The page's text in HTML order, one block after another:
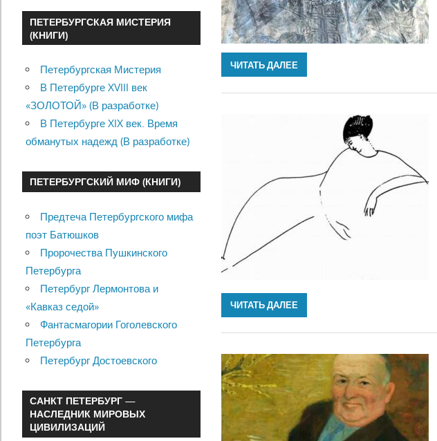
ЧИТАТЬ ДАЛЕЕ
ЧИТАТЬ ДАЛЕЕ
ПЕТЕРБУРГСКАЯ МИСТЕРИЯ
(КНИГИ)
Петербургская Мистерия
В Петербурге XVIII век
«ЗОЛОТОЙ» (В разработке)
В Петербурге XIX век. Время
обманутых надежд (В разработке)
ПЕТЕРБУРГСКИЙ МИФ (КНИГИ)
Предтеча Петербургского мифа
поэт Батюшков
Пророчества Пушкинского
Петербурга
Петербург Лермонтова и
«Кавказ седой»
Фантасмагории Гоголевского
Петербурга
Петербург Достоевского
САНКТ ПЕТЕРБУРГ —
НАСЛЕДНИК МИРОВЫХ
ЦИВИЛИЗАЦИЙ